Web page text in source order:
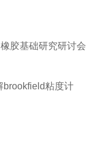
brookfield粘度计